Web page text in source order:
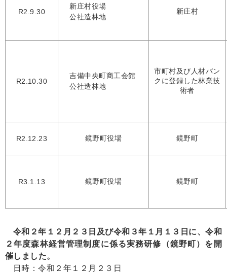
R2.9.30
新庄村役場
公社造林地
新庄村
R2.10.30
吉備中央町商工会館
公社造林地
市町村及び人材バン
クに登録した林業技
術者
R2.12.23 鏡野町役場 鏡野町
R3.1.13 鏡野町役場 鏡野町
令和２年１２月２３日及び令和３年１月１３日に、令和
２年度森林経営管理制度に係る実務研修（鏡野町）を開
催しました。
日時：令和２年１２月２３日